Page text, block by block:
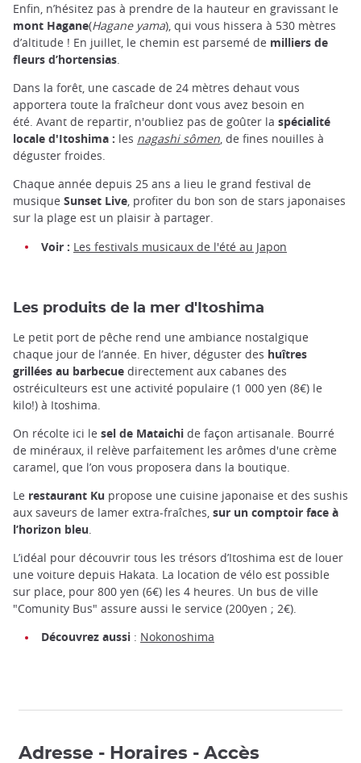
Enfin, n’hésitez pas à prendre de la hauteur en gravissant le
mont Hagane(Hagane yama), qui vous hissera à 530 mètres
d’altitude ! En juillet, le chemin est parsemé de milliers de
fleurs d’hortensias.
Dans la forêt, une cascade de 24 mètres dehaut vous
apportera toute la fraîcheur dont vous avez besoin en
été. Avant de repartir, n'oubliez pas de goûter la spécialité
locale d'Itoshima : les nagashi sômen, de fines nouilles à
déguster froides.
Chaque année depuis 25 ans a lieu le grand festival de
musique Sunset Live, profiter du bon son de stars japonaises
sur la plage est un plaisir à partager.
Voir : Les festivals musicaux de l'été au Japon
Les produits de la mer d'Itoshima
Le petit port de pêche rend une ambiance nostalgique
chaque jour de l’année. En hiver, déguster des huîtres
grillées au barbecue directement aux cabanes des
ostréiculteurs est une activité populaire (1 000 yen (8€) le
kilo!) à Itoshima.
On récolte ici le sel de Mataichi de façon artisanale. Bourré
de minéraux, il relève parfaitement les arômes d'une crème
caramel, que l’on vous proposera dans la boutique.
Le restaurant Ku propose une cuisine japonaise et des sushis
aux saveurs de lamer extra-fraîches, sur un comptoir face à
l’horizon bleu.
L’idéal pour découvrir tous les trésors d’Itoshima est de louer
une voiture depuis Hakata. La location de vélo est possible
sur place, pour 800 yen (6€) les 4 heures. Un bus de ville
"Comunity Bus" assure aussi le service (200yen ; 2€).
Découvrez aussi : Nokonoshima
Adresse - Horaires - Accès